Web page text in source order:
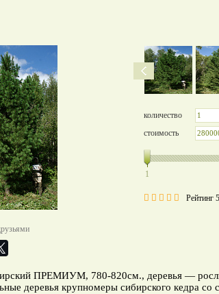
количество
стоимость
1
Рейтинг
ПРЕМИУМ, 780-820см., деревья — росли
деревья крупномеры сибирского кедра со